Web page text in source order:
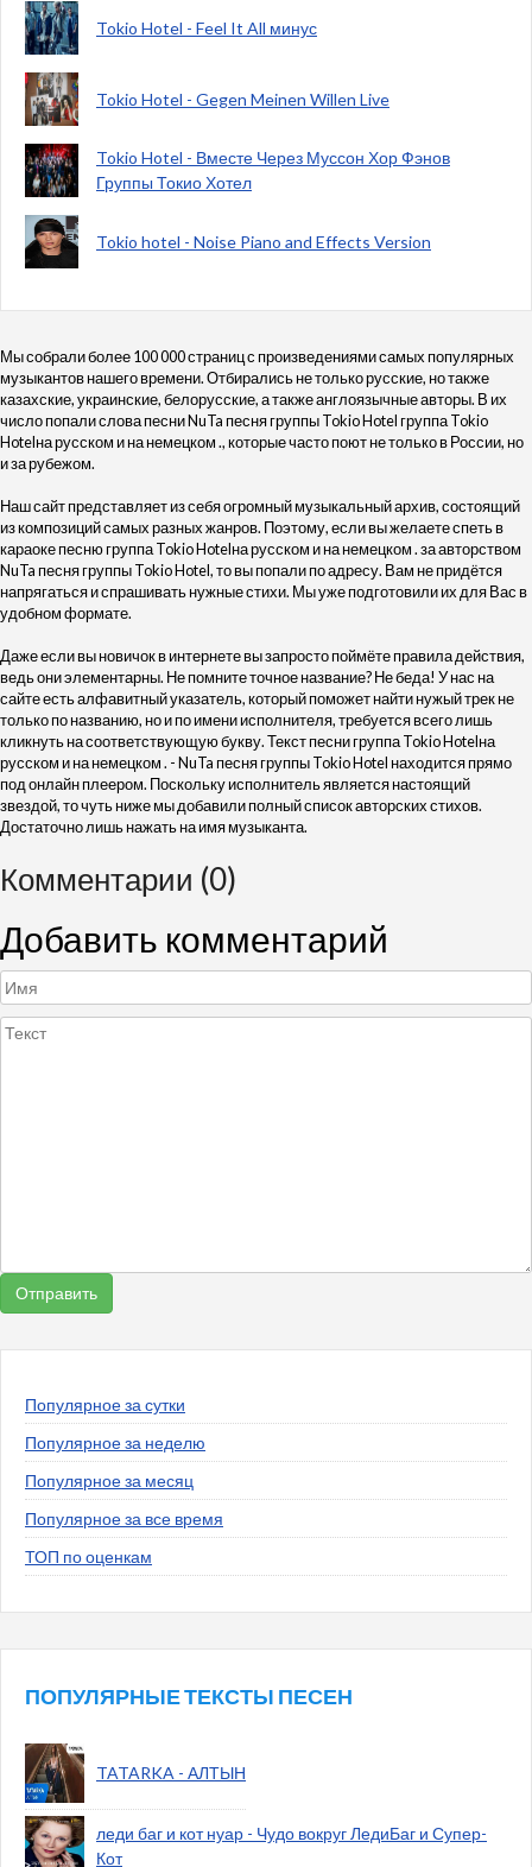
Tokio Hotel - Feel It All минус
Tokio Hotel - Gegen Meinen Willen Live
Tokio Hotel - Вместе Через Муссон Хор Фэнов
Группы Токио Хотел
Tokio hotel - Noise Piano and Effects Version
Мы собрали более 100 000 страниц с произведениями самых популярных
музыкантов нашего времени. Отбирались не только русские, но также
казахские, украинские, белорусские, а также англоязычные авторы. В их
число попали слова песни NuTa песня группы Tokio Hotel группа Tokio
Hotelна русском и на немецком ., которые часто поют не только в России, но
и за рубежом.
Наш сайт представляет из себя огромный музыкальный архив, состоящий
из композиций самых разных жанров. Поэтому, если вы желаете спеть в
караоке песню группа Tokio Hotelна русском и на немецком . за авторством
NuTa песня группы Tokio Hotel, то вы попали по адресу. Вам не придётся
напрягаться и спрашивать нужные стихи. Мы уже подготовили их для Вас в
удобном формате.
Даже если вы новичок в интернете вы запросто поймёте правила действия,
ведь они элементарны. Не помните точное название? Не беда! У нас на
сайте есть алфавитный указатель, который поможет найти нужый трек не
только по названию, но и по имени исполнителя, требуется всего лишь
кликнуть на соответствующую букву. Текст песни группа Tokio Hotelна
русском и на немецком . - NuTa песня группы Tokio Hotel находится прямо
под онлайн плеером. Поскольку исполнитель является настоящий
звездой, то чуть ниже мы добавили полный список авторских стихов.
Достаточно лишь нажать на имя музыканта.
Комментарии (0)
Добавить комментарий
Популярное за сутки
Популярное за неделю
Популярное за месяц
Популярное за все время
ТОП по оценкам
ПОПУЛЯРНЫЕ ТЕКСТЫ ПЕСЕН
TATARKA - АЛТЫН
леди баг и кот нуар - Чудо вокруг ЛедиБаг и Супер-
Кот